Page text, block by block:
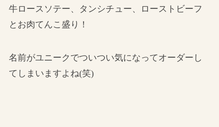
牛ロースソテー、タンシチュー、ローストビーフ
とお肉てんこ盛り！
名前がユニークでついつい気になってオーダーし
てしまいますよね(笑)